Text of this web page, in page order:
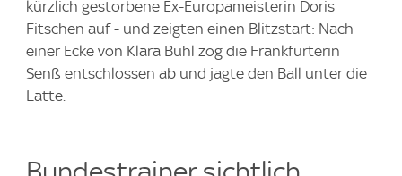
kürzlich gestorbene Ex-Europameisterin Doris
Fitschen auf - und zeigten einen Blitzstart: Nach
einer Ecke von Klara Bühl zog die Frankfurterin
Senß entschlossen ab und jagte den Ball unter die
Latte.